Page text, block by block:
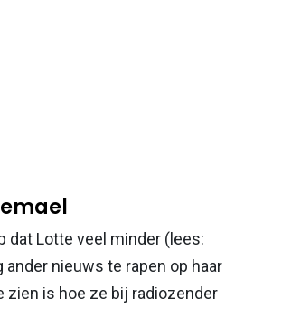
dat Lotte veel minder (lees:
nieuws te rapen op haar
zien is hoe ze bij radiozender